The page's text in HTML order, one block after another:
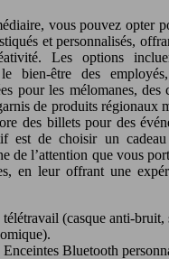
vous pouvez opter
et personnalisés,
Les options
bien-être des
pour les mélomanes, des
de produits régionaux
des billets pour des
est de choisir un
de l’attention que vous
en leur offrant une
(casque anti-bruit,
Enceintes Bluetooth